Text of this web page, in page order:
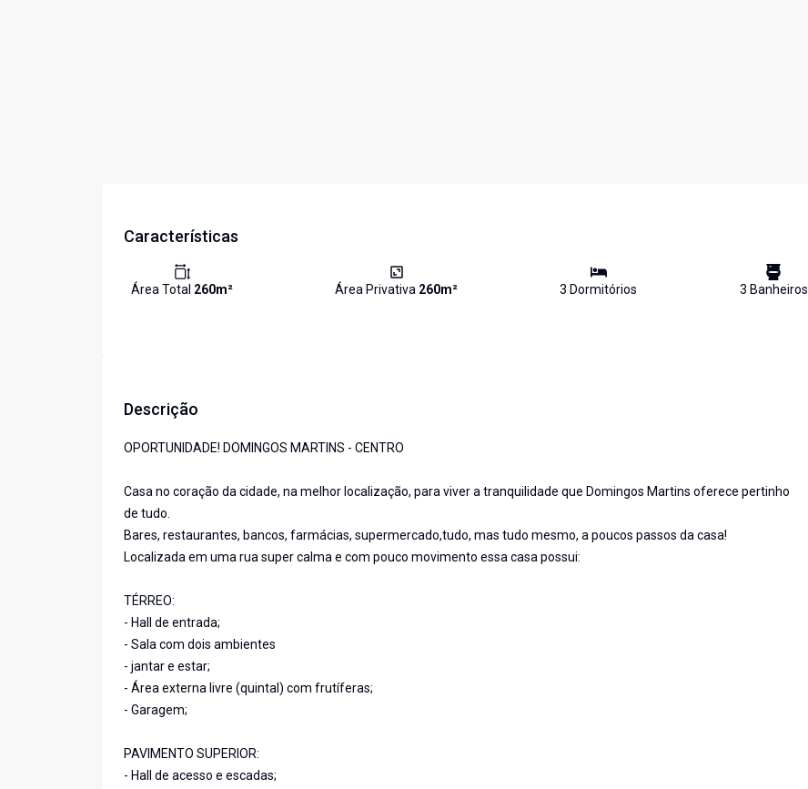
Características
Área Total 260m² Área Privativa 260m² 3 Dormitórios 3 Banheiros
Descrição
OPORTUNIDADE! DOMINGOS MARTINS - CENTRO
Casa no coração da cidade, na melhor localização, para viver a tranquilidade que Domingos Martins oferece pertinho
de tudo.
Bares, restaurantes, bancos, farmácias, supermercado,tudo, mas tudo mesmo, a poucos passos da casa!
Localizada em uma rua super calma e com pouco movimento essa casa possui:
TÉRREO:
- Hall de entrada;
- Sala com dois ambientes
- jantar e estar;
- Área externa livre (quintal) com frutíferas;
- Garagem;
PAVIMENTO SUPERIOR:
- Hall de acesso e escadas;